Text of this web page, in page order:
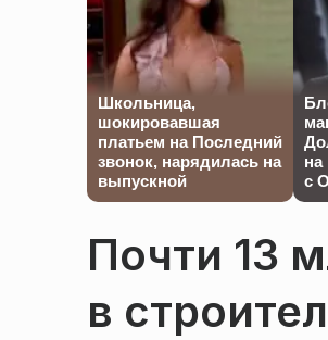
Школьница,
шокировавшая
платьем на Последний
звонок, нарядилась на
выпускной
на
с
Почти 13
в